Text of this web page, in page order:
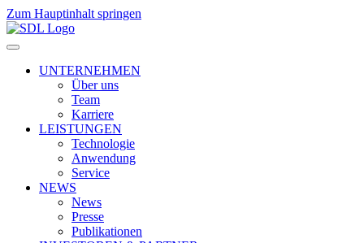
Zum Hauptinhalt springen
UNTERNEHMEN
Über uns
Team
Karriere
LEISTUNGEN
Technologie
Anwendung
Service
NEWS
News
Presse
Publikationen